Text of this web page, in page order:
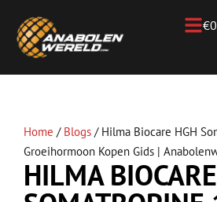
€
Home / Blogs / Hilma Biocare HGH
Groeihormoon Kopen Gids |
HILMA